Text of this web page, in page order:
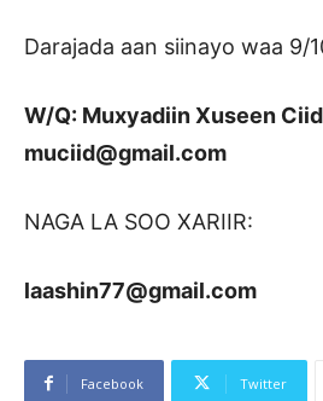
Darajada aan siinayo waa 9/
W/Q: Muxyadiin Xuseen Ciid
muciid@gmail.com
NAGA LA SOO XARIIR:
laashin77@gmail.com
Facebook Twitter